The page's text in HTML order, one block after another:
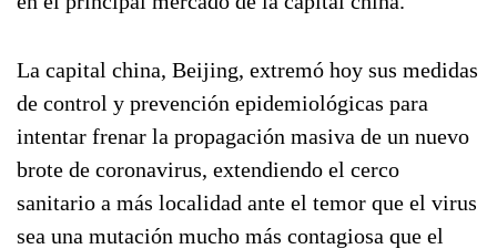
La capital china, Beijing, extremó hoy sus medidas
de control y prevención epidemiológicas para
intentar frenar la propagación masiva de un nuevo
brote de coronavirus, extendiendo el cerco
sanitario a más localidad ante el temor que el virus
sea una mutación mucho más contagiosa que el